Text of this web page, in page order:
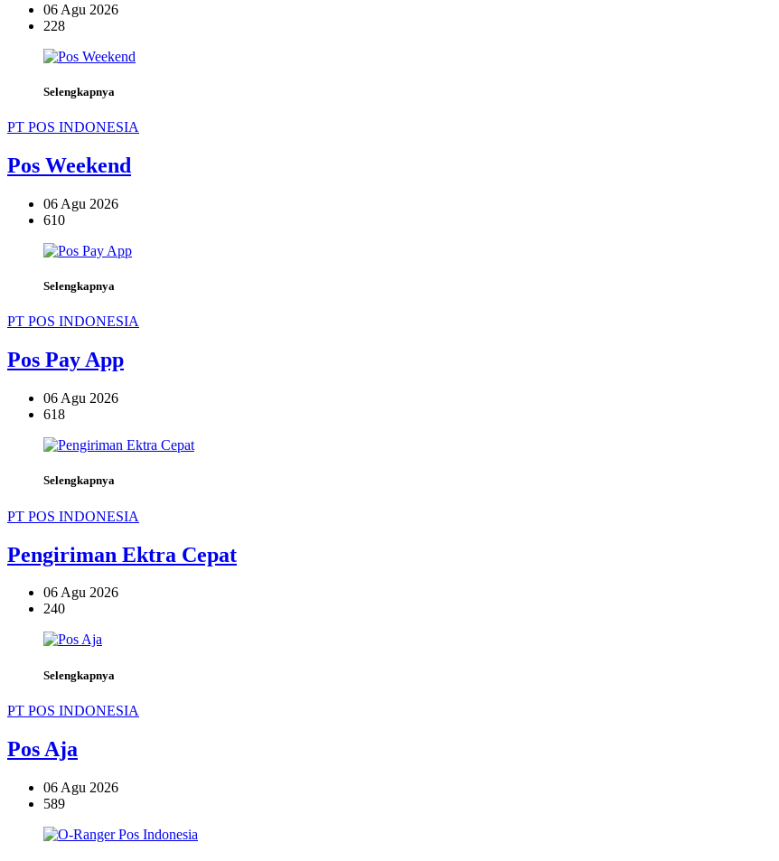
06 Agu 2026
228
Selengkapnya
PT POS INDONESIA
Pos Weekend
06 Agu 2026
610
Selengkapnya
PT POS INDONESIA
Pos Pay App
06 Agu 2026
618
Selengkapnya
PT POS INDONESIA
Pengiriman Ektra Cepat
06 Agu 2026
240
Selengkapnya
PT POS INDONESIA
Pos Aja
06 Agu 2026
589